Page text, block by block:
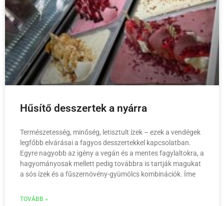
Hűsítő desszertek a nyárra
Természetesség, minőség, letisztult ízek – ezek a vendégek
legfőbb elvárásai a fagyos desszertekkel kapcsolatban.
Egyre nagyobb az igény a vegán és a mentes fagylaltokra, a
hagyományosak mellett pedig továbbra is tartják magukat
a sós ízek és a fűszernövény-gyümölcs kombinációk. Íme
TOVÁBB »